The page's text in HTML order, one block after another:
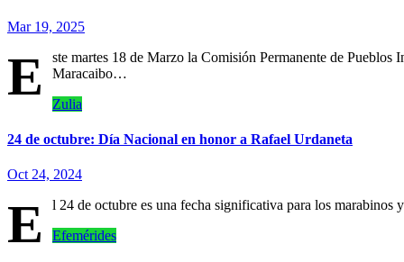
Mar 19, 2025
E
ste martes 18 de Marzo la Comisión Permanente de
Maracaibo…
Zulia
24 de octubre: Día Nacional en honor a Rafael Urdaneta
Oct 24, 2024
E
l 24 de octubre es una fecha significativa para los marabinos
Efemérides